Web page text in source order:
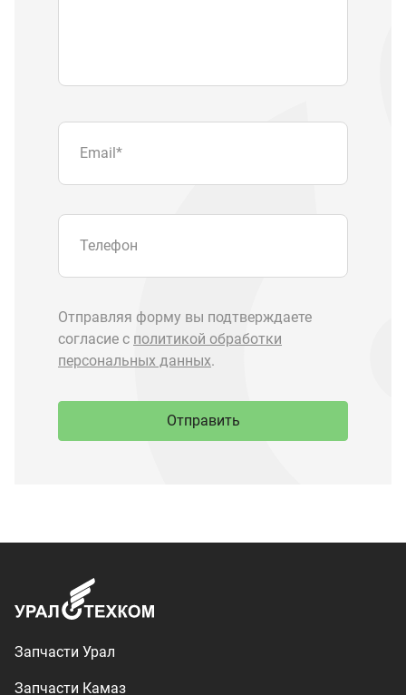
Запчасти Урал
Запчасти Камаз
Спецпредложения
Доставка и оплата
utkm@mail.ru